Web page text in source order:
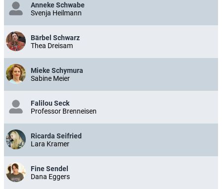
Anneke Schwabe
Svenja Heilmann
Bärbel Schwarz
Thea Dreisam
Mieke Schymura
Sabine Meier
Falilou Seck
Professor Brenneisen
Ricarda Seifried
Lara Kramer
Fine Sendel
Dana Eggers